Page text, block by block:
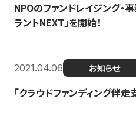
NPOのファンドレイジング・
ラントNEXT」を開始！
2021.04.06 お知らせ
「クラウドファンディング伴